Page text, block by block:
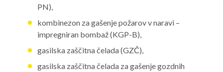
AKTUALNO
PN),
kombinezon za gašenje požarov v naravi –
impregniran bombaž (KGP-B),
gasilska zaščitna čelada (GZČ),
gasilska zaščitna čelada za gašenje gozdnih